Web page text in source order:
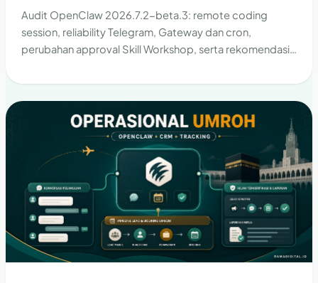
Audit OpenClaw 2026.7.2-beta.3: remote coding
session, reliability Telegram, Gateway dan cron,
perubahan approval Skill Workshop, serta rekomendasi